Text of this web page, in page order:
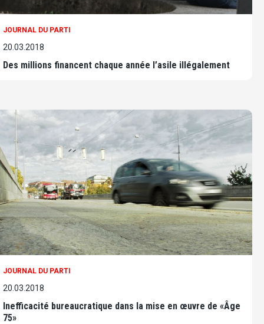
JOURNAL DU PARTI
20.03.2018
Des millions financent chaque année l’asile illégalement
JOURNAL DU PARTI
20.03.2018
Inefficacité bureaucratique dans la mise en œuvre de «Âge
75»